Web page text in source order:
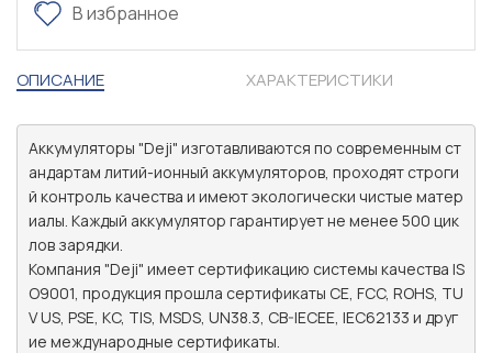
В избранное
ОПИСАНИЕ ХАРАКТЕРИСТИКИ
Аккумуляторы "Deji" изготавливаются по современным ст
андартам литий-ионный аккумуляторов, проходят строги
й контроль качества и имеют экологически чистые матер
иалы. Каждый аккумулятор гарантирует не менее 500 цик
лов зарядки.
Компания "Deji" имеет сертификацию системы качества IS
O9001, продукция прошла сертификаты CE, FCC, ROHS, TU
V US, PSE, KC, TIS, MSDS, UN38.3, CB-IECEE, IEC62133 и друг
ие международные сертификаты.